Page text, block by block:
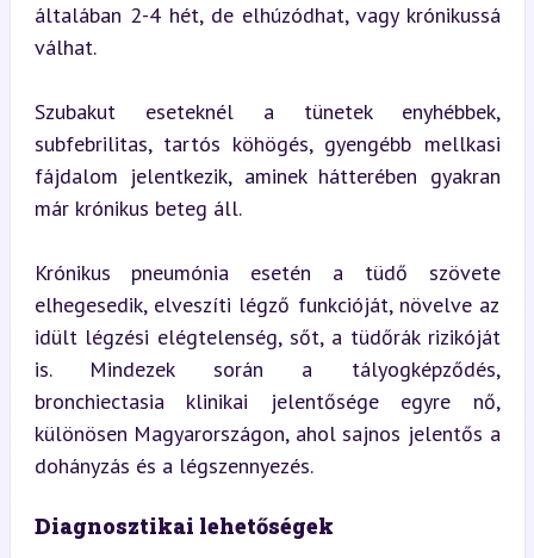
általában 2-4 hét, de elhúzódhat, vagy krónikussá
válhat.
Szubakut eseteknél a tünetek enyhébbek,
subfebrilitas, tartós köhögés, gyengébb mellkasi
fájdalom jelentkezik, aminek hátterében gyakran
már krónikus beteg áll.
Krónikus pneumónia esetén a tüdő szövete
elhegesedik, elveszíti légző funkcióját, növelve az
idült légzési elégtelenség, sőt, a tüdőrák rizikóját
is. Mindezek során a tályogképződés,
bronchiectasia klinikai jelentősége egyre nő,
különösen Magyarországon, ahol sajnos jelentős a
dohányzás és a légszennyezés.
Diagnosztikai lehetőségek